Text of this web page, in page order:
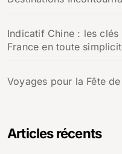
Indicatif Chine : les
France en toute
Voyages pour la Fête
Articles récents